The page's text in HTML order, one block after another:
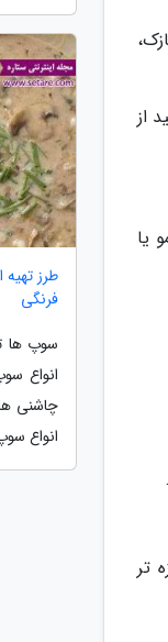
از
یا
تر
طرز
فرنگی
سوپ ها
انواع
چاشنی
انواع